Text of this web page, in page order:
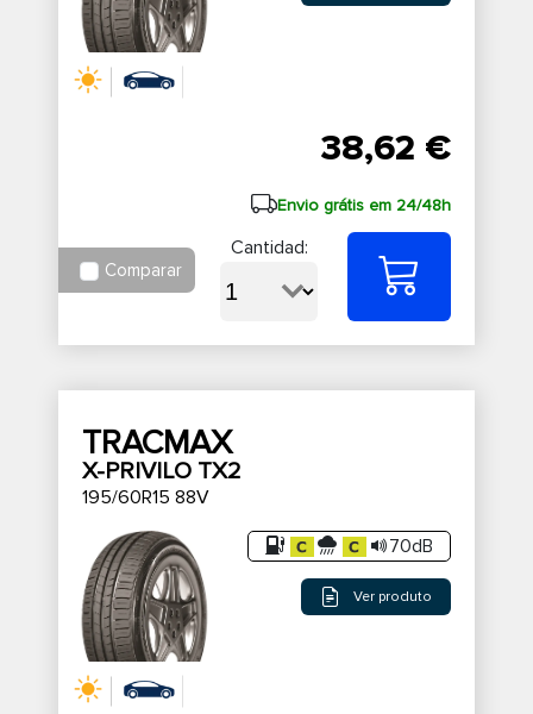
38,62 €
Envio grátis em 24/48h
Comparar
Cantidad:
TRACMAX
X-PRIVILO TX2
195/60R15 88V
70dB
Ver produto